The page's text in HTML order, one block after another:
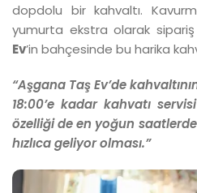
dopdolu bir kahvaltı.
yumurta ekstra olarak sipariş
Ev’in bahçesinde bu harika
“Aşgana Taş Ev’de
18:00’e kadar kahvatı
özelliği de en yoğun
hızlıca geliyor olması.”